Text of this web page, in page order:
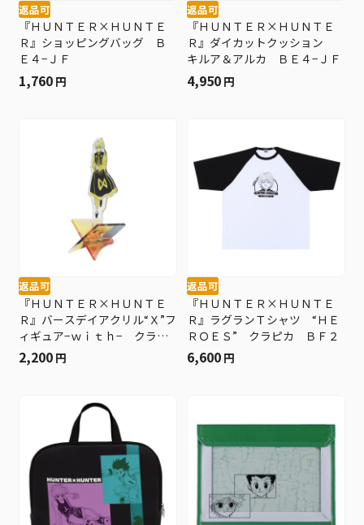
返品可
『ＨＵＮＴＥＲ×ＨＵＮＴＥ
Ｒ』ショッピングバッグ Ｂ
Ｅ４−ＪＦ
1,760 円
返品可
『ＨＵＮＴＥＲ×ＨＵＮＴＥ
Ｒ』ダイカットクッション
キルア＆アルカ ＢＥ４−ＪＦ
4,950 円
返品可
『ＨＵＮＴＥＲ×ＨＵＮＴＥ
Ｒ』バースデイアクリル“Ｘ”フ
ィギュア−ｗｉｔｈ− クラピ
カ ＢＦ２
2,200 円
返品可
『ＨＵＮＴＥＲ×ＨＵＮＴＥ
Ｒ』ラグランＴシャツ “ＨＥ
ＲＯＥＳ” クラピカ ＢＦ２
6,600 円